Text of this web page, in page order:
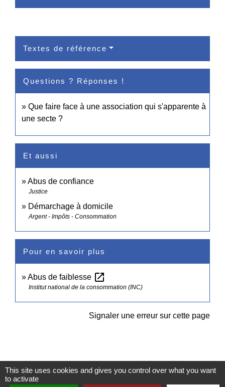
Textes de référence
Questions ? Réponses !
Que faire face à une association qui s'apparente à
une secte ?
Et aussi
Abus de confiance
Justice
Démarchage à domicile
Argent - Impôts - Consommation
Pour en savoir plus
Abus de faiblesse open_in_new
Institut national de la consommation (INC)
Signaler une erreur sur cette page
This site uses cookies and gives you control over what you want
to activate